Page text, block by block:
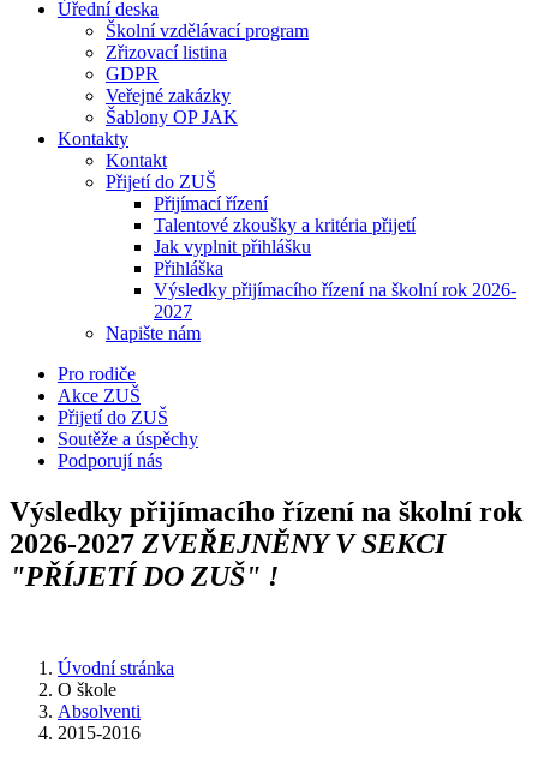
Úřední deska
Školní vzdělávací program
Zřizovací listina
GDPR
Veřejné zakázky
Šablony OP JAK
Kontakty
Kontakt
Přijetí do ZUŠ
Přijímací řízení
Talentové zkoušky a kritéria přijetí
Jak vyplnit přihlášku
Přihláška
Výsledky přijímacího řízení na školní rok 2026-
2027
Napište nám
Pro rodiče
Akce ZUŠ
Přijetí do ZUŠ
Soutěže a úspěchy
Podporují nás
Výsledky přijímacího řízení na školní rok
2026-2027 ZVEŘEJNĚNY V SEKCI
"PŘÍJETÍ DO ZUŠ" !
Úvodní stránka
O škole
Absolventi
2015-2016